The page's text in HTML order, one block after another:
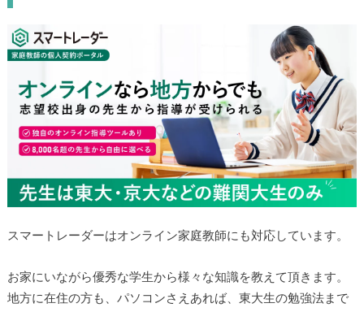
スマートレーダーはオンライン家庭教師にも対応しています。
お家にいながら優秀な学生から様々な知識を教えて頂きます。
地方に在住の方も、パソコンさえあれば、東大生の勉強法まで